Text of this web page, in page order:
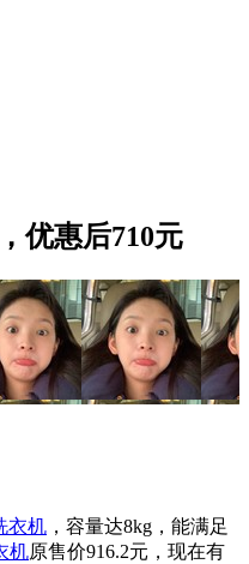
优惠后710元
衣机 ，容量达8kg，能满足
机原售价916.2元，现在有